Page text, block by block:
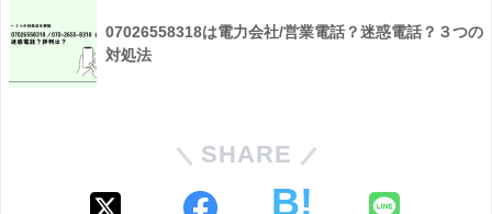
07026558318は電力会社/営業電話？迷惑電話？３つの
対処法
SHARE